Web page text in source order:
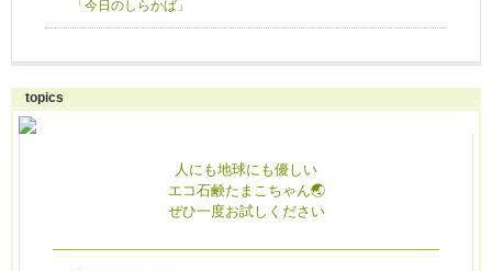
「今日のしらかば」
topics
人にも地球にも優しい
エコ石鹸たまこちゃん🌏
ぜひ一度お試しください